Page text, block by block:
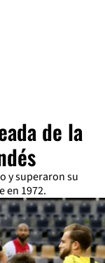
de la
y superaron su
en 1972.